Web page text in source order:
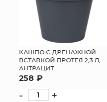
КАШПО С ДРЕНАЖНОЙ
ВСТАВКОЙ ПРОТЕЯ 2,3 Л,
АНТРАЦИТ
258 ₽
- +